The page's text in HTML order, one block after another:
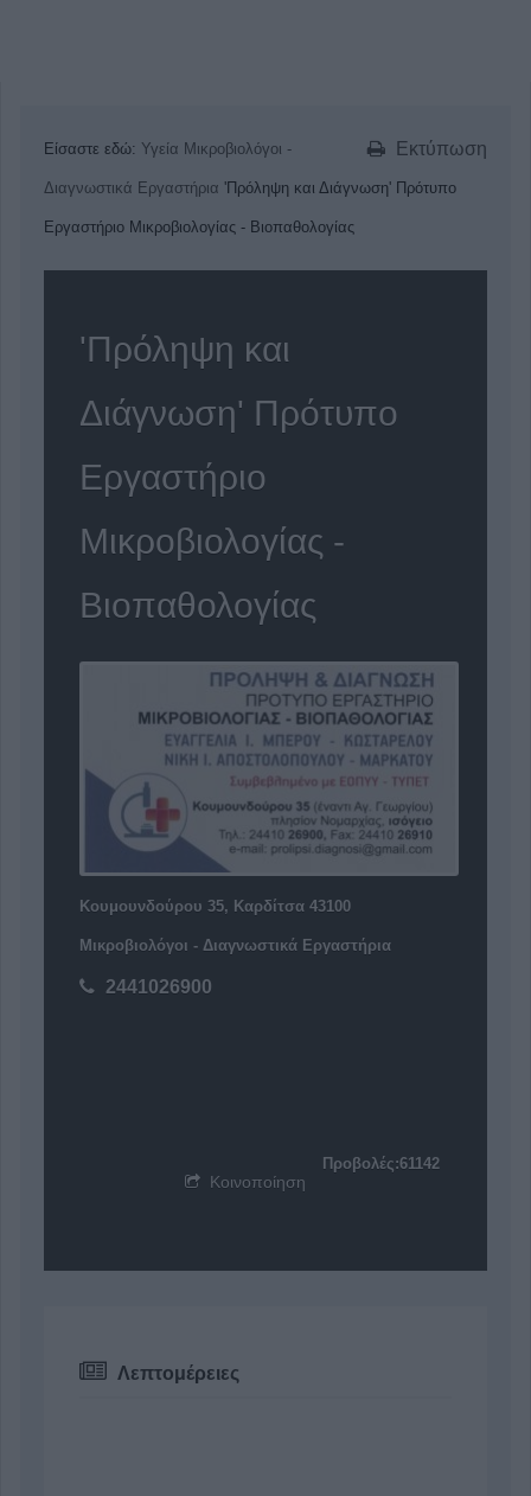
Εκτύπωση
Είσαστε εδώ: Υγεία Μικροβιολόγοι -
Διαγνωστικά Εργαστήρια 'Πρόληψη και Διάγνωση' Πρότυπο
Εργαστήριο Μικροβιολογίας - Βιοπαθολογίας
'Πρόληψη και
Διάγνωση' Πρότυπο
Εργαστήριο
Μικροβιολογίας -
Βιοπαθολογίας
Κουμουνδούρου 35, Καρδίτσα 43100
Μικροβιολόγοι - Διαγνωστικά Εργαστήρια
2441026900
Προβολές:61142
Κοινοποίηση
Λεπτομέρειες